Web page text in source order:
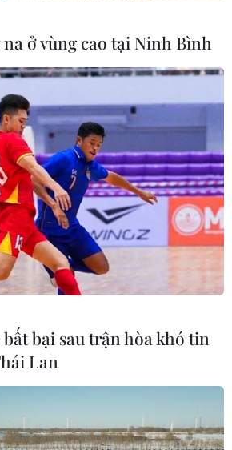
ở vùng cao tại Ninh Bình
bại sau trận hòa khó tin
Lan